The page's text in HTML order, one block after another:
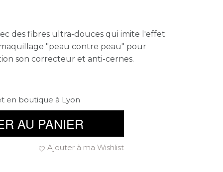
des fibres ultra-douces qui imite l'effet
"peau contre peau" pour
son correcteur et anti-cernes.
en boutique à Lyon
AU PANIER
Ajouter à ma Wishlist